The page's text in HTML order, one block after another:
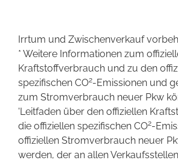
Irrtum und Zwischenverkauf
* Weitere Informationen zum
Kraftstoffverbrauch und zu den
spezifischen CO2-Emissionen und
zum Stromverbrauch neuer Pkw
'Leitfaden über den offiziellen
die offiziellen spezifischen CO2-
offiziellen Stromverbrauch neuer
werden, der an allen